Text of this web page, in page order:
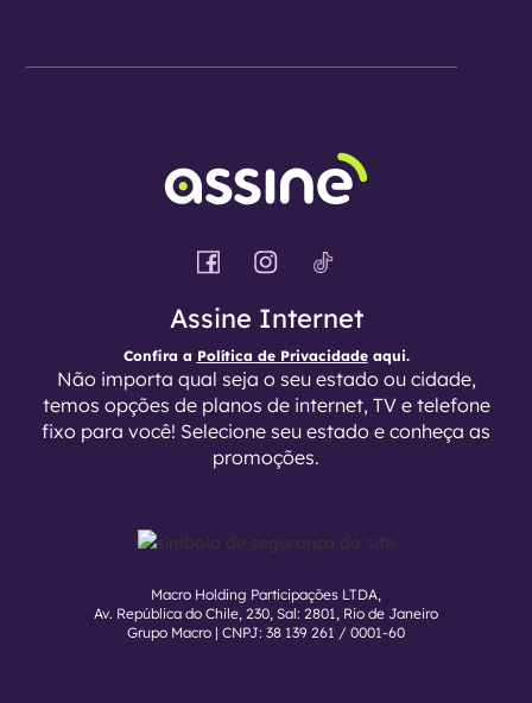
Assine Internet
Confira a Política de Privacidadeaqui.
Não importa qual seja o seu estado ou cidade,
temos opções de planos de internet, TV e telefone
fixo para você! Selecione seu estado e conheça as
promoções.
Macro Holding Participações LTDA,
Av. República do Chile, 230, Sal: 2801, Rio de Janeiro
Grupo Macro | CNPJ: 38 139 261 / 0001-60